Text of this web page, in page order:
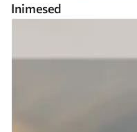
Inimesed